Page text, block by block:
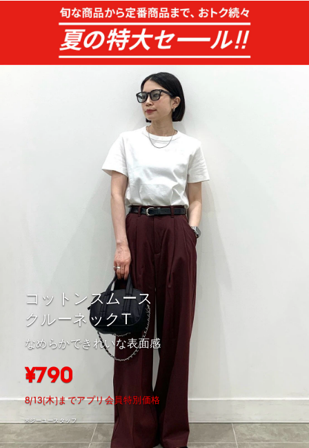
コットンスムース
クルーネックT
なめらかできれいな表面感
¥790
8/13(木)までアプリ会員特別価格
※ジーユースタッフ